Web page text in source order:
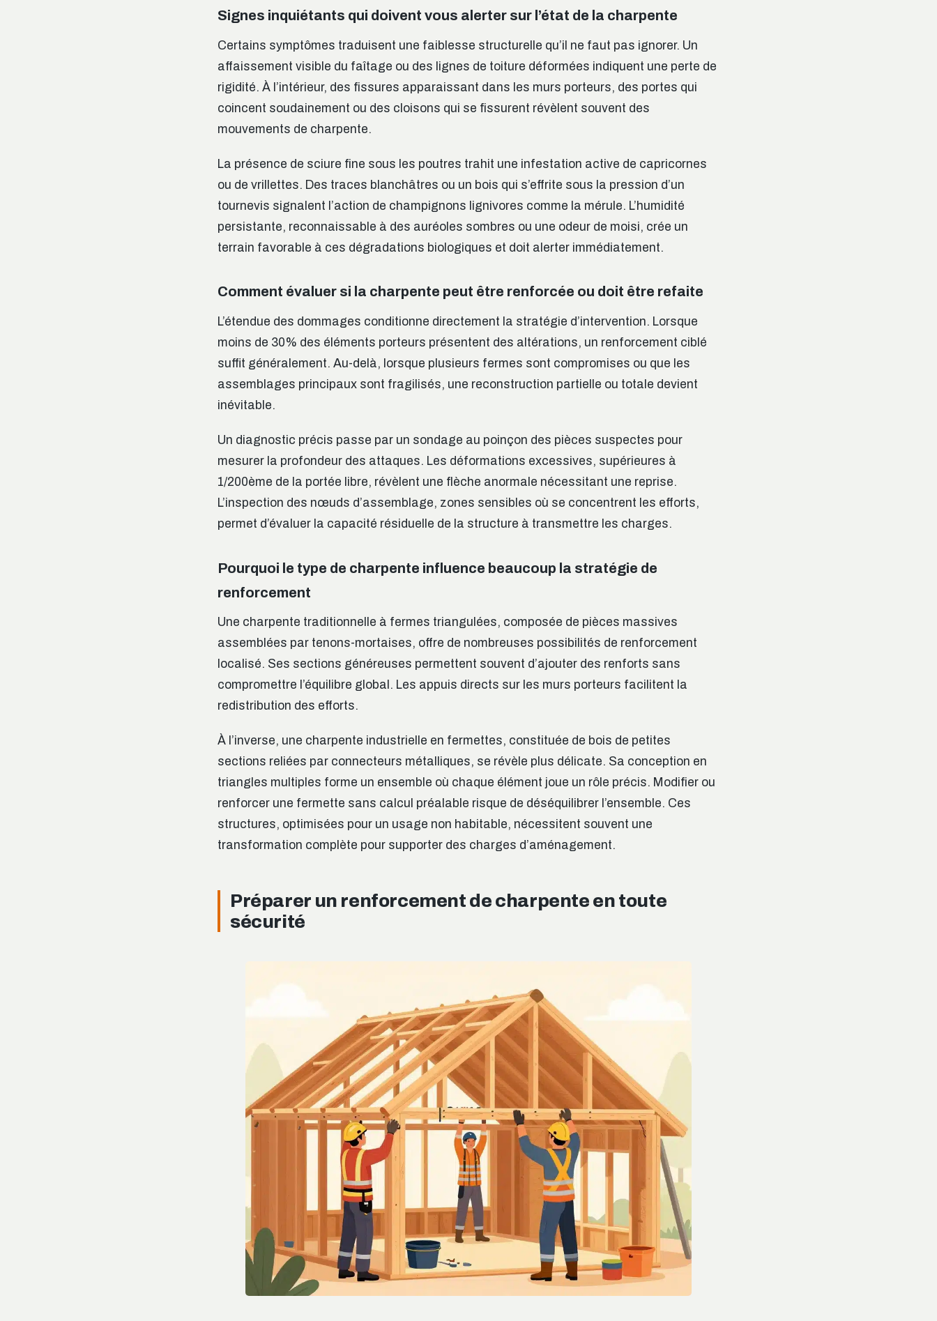
Signes inquiétants qui doivent vous alerter sur l’état de la charpente
Certains symptômes traduisent une faiblesse structurelle qu’il ne faut pas ignorer. Un
affaissement visible du faîtage ou des lignes de toiture déformées indiquent une perte de
rigidité. À l’intérieur, des fissures apparaissant dans les murs porteurs, des portes qui
coincent soudainement ou des cloisons qui se fissurent révèlent souvent des
mouvements de charpente.
La présence de sciure fine sous les poutres trahit une infestation active de capricornes
ou de vrillettes. Des traces blanchâtres ou un bois qui s’effrite sous la pression d’un
tournevis signalent l’action de champignons lignivores comme la mérule. L’humidité
persistante, reconnaissable à des auréoles sombres ou une odeur de moisi, crée un
terrain favorable à ces dégradations biologiques et doit alerter immédiatement.
Comment évaluer si la charpente peut être renforcée ou doit être refaite
L’étendue des dommages conditionne directement la stratégie d’intervention. Lorsque
moins de 30% des éléments porteurs présentent des altérations, un renforcement ciblé
suffit généralement. Au-delà, lorsque plusieurs fermes sont compromises ou que les
assemblages principaux sont fragilisés, une reconstruction partielle ou totale devient
inévitable.
Un diagnostic précis passe par un sondage au poinçon des pièces suspectes pour
mesurer la profondeur des attaques. Les déformations excessives, supérieures à
1/200ème de la portée libre, révèlent une flèche anormale nécessitant une reprise.
L’inspection des nœuds d’assemblage, zones sensibles où se concentrent les efforts,
permet d’évaluer la capacité résiduelle de la structure à transmettre les charges.
Pourquoi le type de charpente influence beaucoup la stratégie de
renforcement
Une charpente traditionnelle à fermes triangulées, composée de pièces massives
assemblées par tenons-mortaises, offre de nombreuses possibilités de renforcement
localisé. Ses sections généreuses permettent souvent d’ajouter des renforts sans
compromettre l’équilibre global. Les appuis directs sur les murs porteurs facilitent la
redistribution des efforts.
À l’inverse, une charpente industrielle en fermettes, constituée de bois de petites
sections reliées par connecteurs métalliques, se révèle plus délicate. Sa conception en
triangles multiples forme un ensemble où chaque élément joue un rôle précis. Modifier ou
renforcer une fermette sans calcul préalable risque de déséquilibrer l’ensemble. Ces
structures, optimisées pour un usage non habitable, nécessitent souvent une
transformation complète pour supporter des charges d’aménagement.
Préparer un renforcement de charpente en toute
sécurité